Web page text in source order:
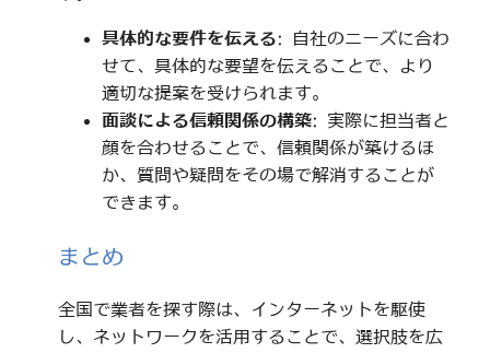
具体的な要件を伝える: 自社のニーズに合わ
せて、具体的な要望を伝えることで、より
適切な提案を受けられます。
面談による信頼関係の構築: 実際に担当者と
顔を合わせることで、信頼関係が築けるほ
か、質問や疑問をその場で解消することが
できます。
まとめ
全国で業者を探す際は、インターネットを駆使
し、ネットワークを活用することで、選択肢を広